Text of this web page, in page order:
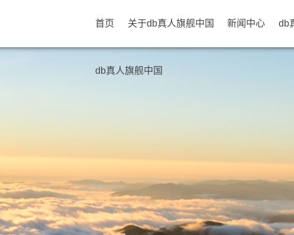
首页 关于db真人旗舰中国 新闻中心 db
db真人旗舰中国